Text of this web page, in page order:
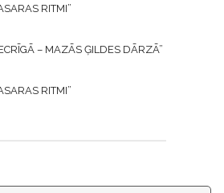
RITMI”
– MAZĀS ĢILDES DĀRZĀ”
RITMI”